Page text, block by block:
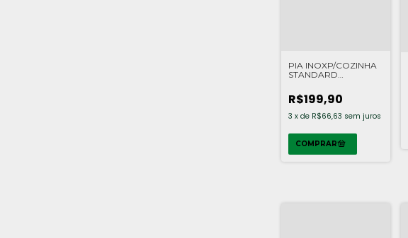
PIA INOXP/COZINHA
STANDARD
R$199,90
3 x de R$66,63 sem juros